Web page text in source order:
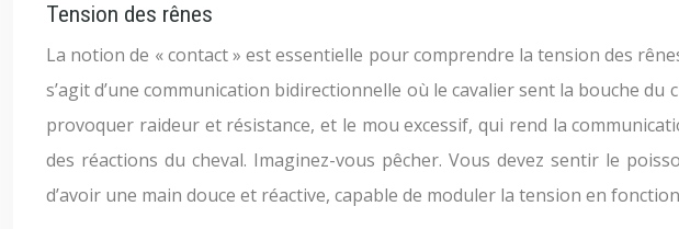
Tension des rênes
La notion de « contact » est essentielle pour comprendre la tension des
s’agit d’une communication bidirectionnelle où le cavalier sent la bouche
provoquer raideur et résistance, et le mou excessif, qui rend la
des réactions du cheval. Imaginez-vous pêcher. Vous devez sentir le
d’avoir une main douce et réactive, capable de moduler la tension en